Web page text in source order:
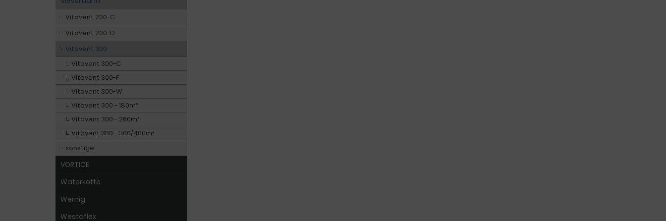
Vitovent 200-C
Vitovent 200-D
Vitovent 300
Vitovent 300-C
Vitovent 300-F
Vitovent 300-W
Vitovent 300 - 180m³
Vitovent 300 - 260m³
Vitovent 300 - 300/400m³
sonstige
VORTICE
Waterkotte
Wernig
Westaflex